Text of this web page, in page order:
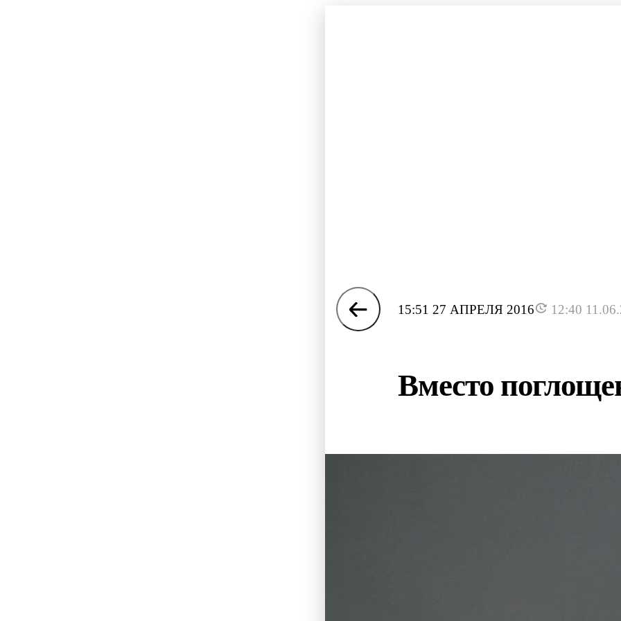
15:51 27 АПРЕЛЯ 2016 12:40
Вместо